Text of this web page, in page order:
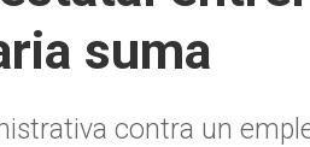
suma
contra un